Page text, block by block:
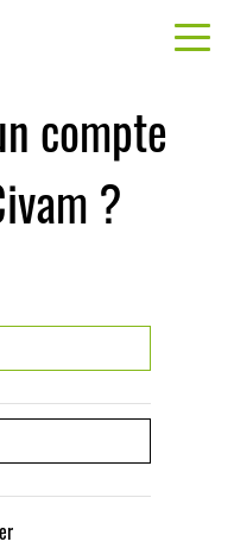
compte
?